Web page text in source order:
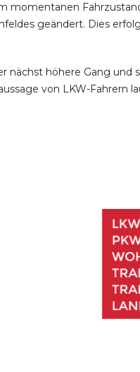
momentanen
geändert. Dies
nächst höhere Gang und
von LKW-Fahrern